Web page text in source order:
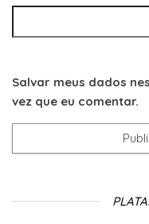
Salvar meus dados
vez que eu comentar.